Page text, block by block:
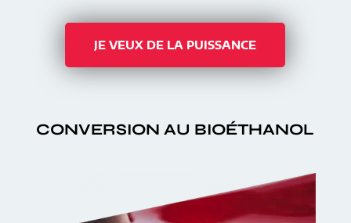
JE VEUX DE LA PUISSANCE
CONVERSION AU BIOÉTHANOL